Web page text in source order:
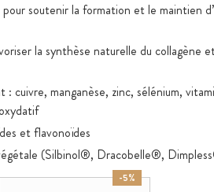
soutenir la formation et le maintien
la synthèse naturelle du collagène
: cuivre, manganèse, zinc, sélénium,
et flavonoïdes
(Silbinol®, Dracobelle®,
-5%